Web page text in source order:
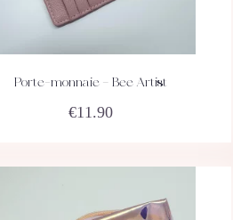
ACHETEZ DÉTAILS
Porte-monnaie – Bee Artist
€11.90